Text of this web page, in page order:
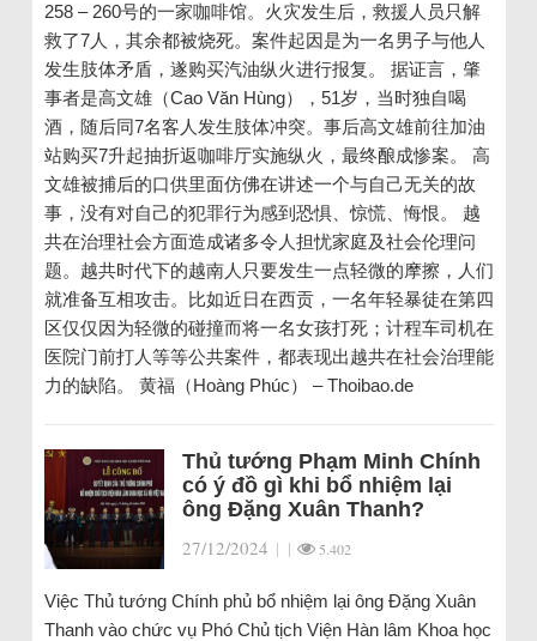
258 – 260号的一家咖啡馆。火灾发生后，救援人员只解
救了7人，其余都被烧死。案件起因是为一名男子与他人
发生肢体矛盾，遂购买汽油纵火进行报复。 据证言，肇
事者是高文雄（Cao Văn Hùng），51岁，当时独自喝
酒，随后同7名客人发生肢体冲突。事后高文雄前往加油
站购买7升起抽折返咖啡厅实施纵火，最终酿成惨案。 高
文雄被捕后的口供里面仿佛在讲述一个与自己无关的故
事，没有对自己的犯罪行为感到恐惧、惊慌、悔恨。 越
共在治理社会方面造成诸多令人担忧家庭及社会伦理问
题。越共时代下的越南人只要发生一点轻微的摩擦，人们
就准备互相攻击。比如近日在西贡，一名年轻暴徒在第四
区仅仅因为轻微的碰撞而将一名女孩打死；计程车司机在
医院门前打人等等公共案件，都表现出越共在社会治理能
力的缺陷。 黄福（Hoàng Phúc） – Thoibao.de
Thủ tướng Phạm Minh Chính
có ý đồ gì khi bổ nhiệm lại
ông Đặng Xuân Thanh?
27/12/2024 | | 5.402
Việc Thủ tướng Chính phủ bổ nhiệm lại ông Đặng Xuân
Thanh vào chức vụ Phó Chủ tịch Viện Hàn lâm Khoa học